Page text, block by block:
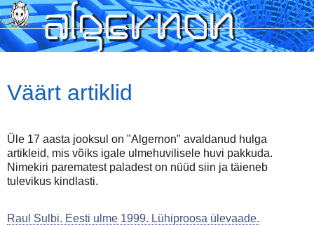
Skip
to
main
content
Väärt artiklid
Üle 17 aasta jooksul on "Algernon" avaldanud hulga
artikleid, mis võiks igale ulmehuvilisele huvi pakkuda.
Nimekiri parematest paladest on nüüd siin ja täieneb
tulevikus kindlasti.
Raul Sulbi. Eesti ulme 1999. Lühiproosa ülevaade.